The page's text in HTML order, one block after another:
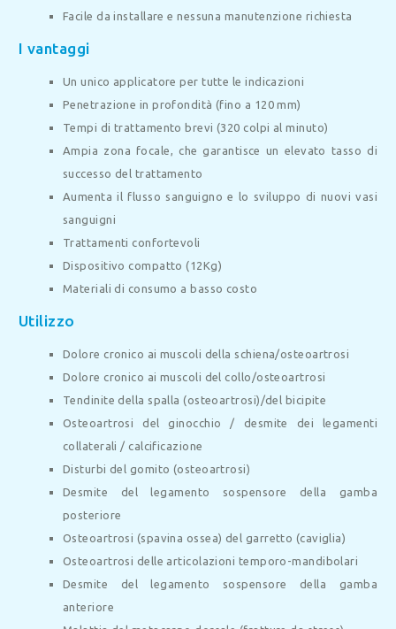
Facile da installare e nessuna manutenzione richiesta
I vantaggi
Un unico applicatore per tutte le indicazioni
Penetrazione in profondità (fino a 120 mm)
Tempi di trattamento brevi (320 colpi al minuto)
Ampia zona focale, che garantisce un elevato tasso di
successo del trattamento
Aumenta il flusso sanguigno e lo sviluppo di nuovi vasi
sanguigni
Trattamenti confortevoli
Dispositivo compatto (12Kg)
Materiali di consumo a basso costo
Utilizzo
Dolore cronico ai muscoli della schiena/osteoartrosi
Dolore cronico ai muscoli del collo/osteoartrosi
Tendinite della spalla (osteoartrosi)/del bicipite
Osteoartrosi del ginocchio / desmite dei legamenti
collaterali / calcificazione
Disturbi del gomito (osteoartrosi)
Desmite del legamento sospensore della gamba
posteriore
Osteoartrosi (spavina ossea) del garretto (caviglia)
Osteoartrosi delle articolazioni temporo-mandibolari
Desmite del legamento sospensore della gamba
anteriore